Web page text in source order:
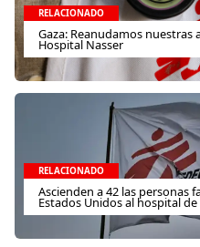
RELACIONADO
Gaza: Reanudamos nuestras
Hospital Nasser
RELACIONADO
Ascienden a 42 las personas
Estados Unidos al hospital